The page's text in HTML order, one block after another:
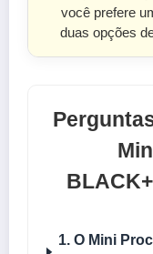
você prefere
duas opções
1. O Mini